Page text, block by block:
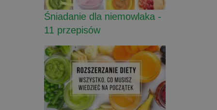
Śniadanie dla niemowlaka -
11 przepisów